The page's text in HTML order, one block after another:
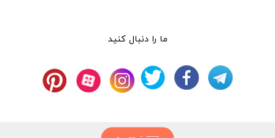
ما را دنبال کنید